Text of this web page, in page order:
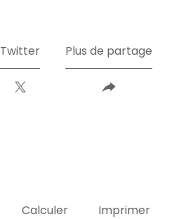
Twitter Plus de partage
Calculer Imprimer